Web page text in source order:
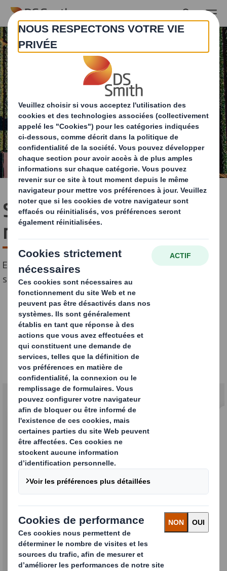
Skip to main content
Solutions pour les
marchandises en vrac
Emballages industriels pour marchandises en vrac,
solides et liquides.
Nos produits
Spécialistes des emballages pour vrac à
usage unique et/ou retournable
Octabin